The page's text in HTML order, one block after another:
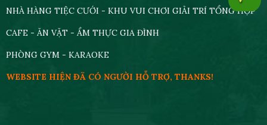
NHÀ HÀNG TIỆC CƯỚI - KHU VUI CHƠI GIẢI TRÍ TỔNG HỢP
CAFE - ĂN VẶT - ẨM THỰC GIA ĐÌNH
PHÒNG GYM - KARAOKE
WEBSITE HIỆN ĐÃ CÓ NGƯỜI HỖ TRỢ, THANKS!